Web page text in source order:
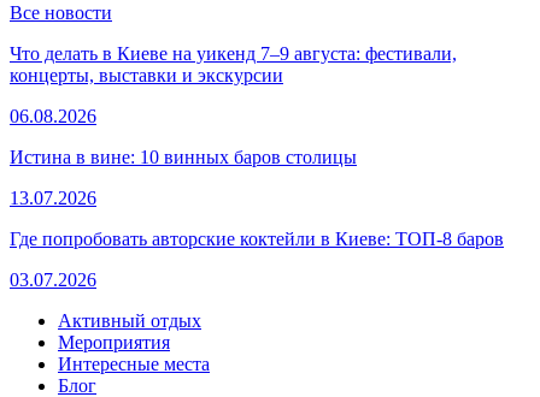
Все новости
Что делать в Киеве на уикенд 7–9 августа: фестивали,
концерты, выставки и экскурсии
06.08.2026
Истина в вине: 10 винных баров столицы
13.07.2026
Где попробовать авторские коктейли в Киеве: ТОП-8 баров
03.07.2026
Активный отдых
Мероприятия
Интересные места
Блог